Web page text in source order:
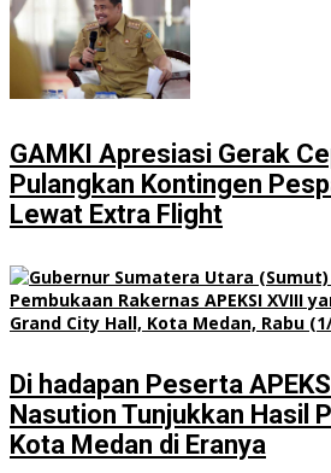
GAMKI Apresiasi Gerak
Pulangkan Kontingen
Lewat Extra Flight
Di hadapan Peserta
Nasution Tunjukkan Hasil
Kota Medan di Eranya